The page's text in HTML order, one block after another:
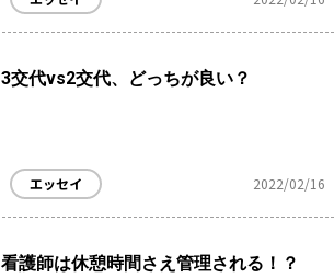
3交代vs2交代、どっちが良い？
エッセイ 2022/02/16
看護師は休憩時間さえ管理される！？